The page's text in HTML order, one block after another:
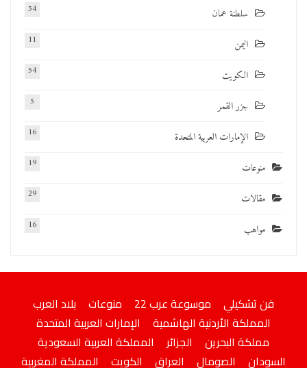
سلطنة عمان 54
اليمن 11
الكويت 54
جزر القمر 5
الإمارات العربية المتحدة 16
منوعات 19
مقالات 29
مواهب 16
فن تشكيلي موسوعة عرب 22 منوعات
بلاد العرب
المملكة الأردنية الهاشمية
الإمارات العربية المتحدة
مملكة البحرين
الجزائر
المملكة العربية السعودية
السودان
الصومال العراق الكويت المملكة المغربية